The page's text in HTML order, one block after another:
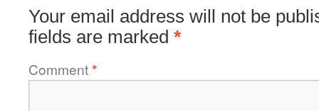
Your email address will not be
fields are marked *
Comment*